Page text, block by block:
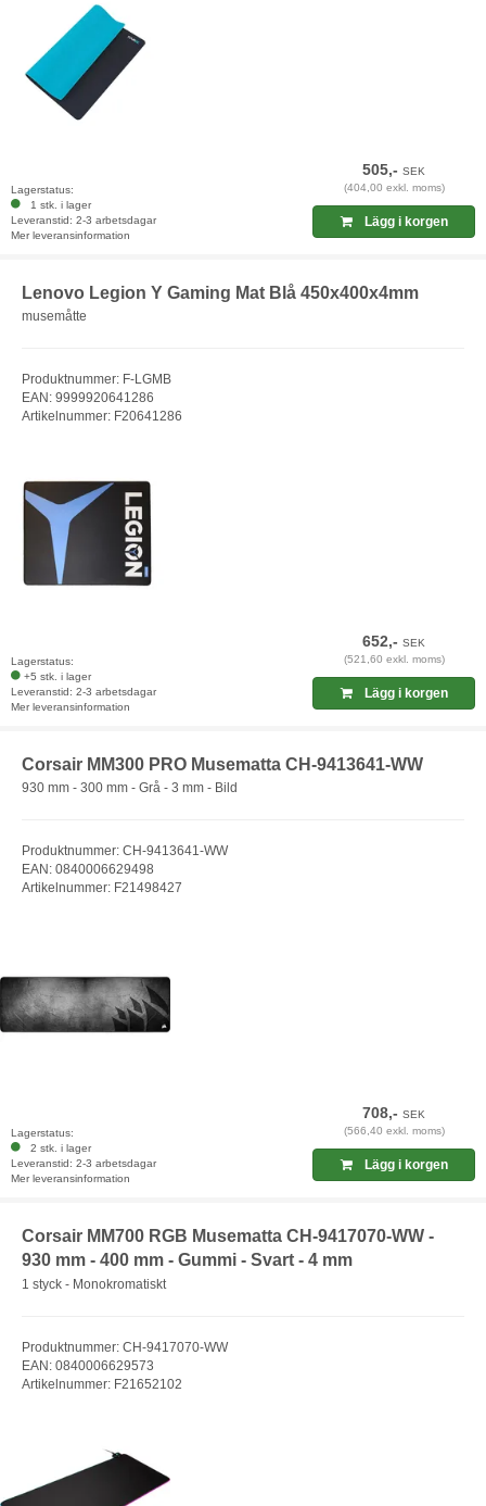
Lagerstatus:
1 stk. i lager
Leveranstid: 2-3 arbetsdagar
Mer leveransinformation
505,-SEK
(404,00 exkl. moms)
Lägg i korgen
Lenovo Legion Y Gaming Mat Blå 450x400x4mm
musemåtte
Produktnummer: F-LGMB
EAN: 9999920641286
Artikelnummer: F20641286
Lagerstatus:
+5 stk. i lager
Leveranstid: 2-3 arbetsdagar
Mer leveransinformation
652,-SEK
(521,60 exkl. moms)
Lägg i korgen
Corsair MM300 PRO Musematta CH-9413641-WW
930 mm - 300 mm - Grå - 3 mm - Bild
Produktnummer: CH-9413641-WW
EAN: 0840006629498
Artikelnummer: F21498427
Lagerstatus:
2 stk. i lager
Leveranstid: 2-3 arbetsdagar
Mer leveransinformation
708,-SEK
(566,40 exkl. moms)
Lägg i korgen
Corsair MM700 RGB Musematta CH-9417070-WW -
930 mm - 400 mm - Gummi - Svart - 4 mm
1 styck - Monokromatiskt
Produktnummer: CH-9417070-WW
EAN: 0840006629573
Artikelnummer: F21652102